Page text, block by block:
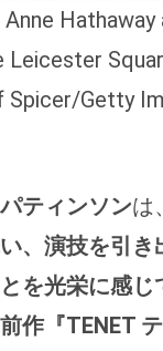
Hathaway
Spicer/Getty
ティンソンは
、演技を引
を光栄に感
作『TENET